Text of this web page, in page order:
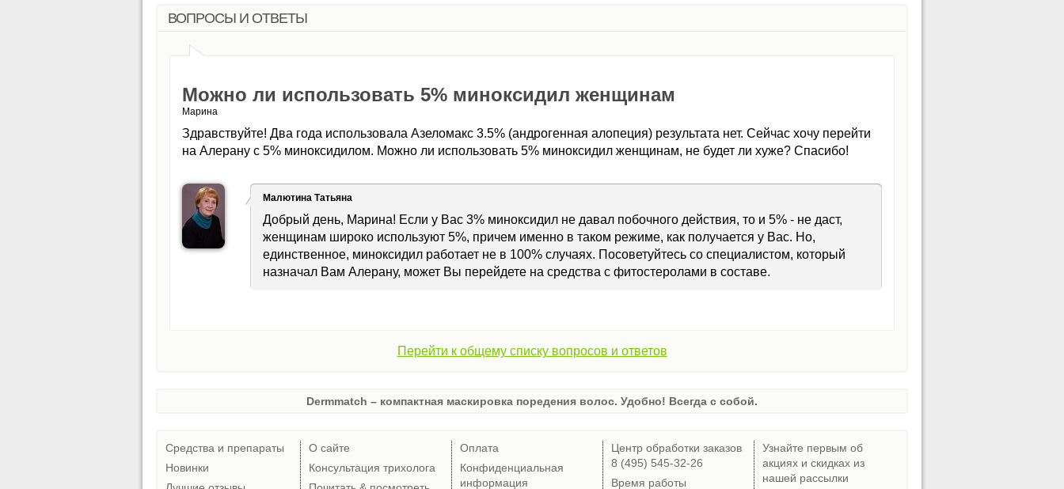
ВОПРОСЫ И ОТВЕТЫ
Можно ли использовать 5% миноксидил женщинам
Марина
Здравствуйте! Два года использовала Азеломакс 3.5% (андрогенная алопеция) результата нет. Сейчас хочу перейти
на Алерану с 5% миноксидилом. Можно ли использовать 5% миноксидил женщинам, не будет ли хуже? Спасибо!
Малютина Татьяна
Добрый день, Марина! Если у Вас 3% миноксидил не давал побочного действия, то и 5% - не даст,
женщинам широко используют 5%, причем именно в таком режиме, как получается у Вас. Но,
единственное, миноксидил работает не в 100% случаях. Посоветуйтесь со специалистом, который
назначал Вам Алерану, может Вы перейдете на средства с фитостеролами в составе.
Перейти к общему списку вопросов и ответов
Dermmatch – компактная маскировка поредения волос. Удобно! Всегда с собой.
Средства и препараты
Новинки
О сайте
Консультация трихолога
Оплата
Конфиденциальная
информация
Центр обработки заказов
8 (495) 545-32-26
Время работы
Узнайте первым об
акциях и скидках из
нашей рассылки